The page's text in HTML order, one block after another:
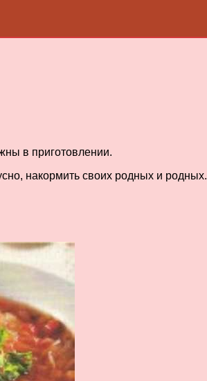
в приготовлении.
накормить своих родных и родных.